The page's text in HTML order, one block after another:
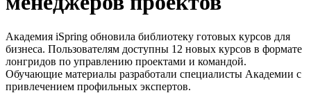
Академия iSpring обновила библиотеку готовых курсов для
бизнеса. Пользователям доступны 12 новых курсов в формате
лонгридов по управлению проектами и командой.
Обучающие материалы разработали специалисты Академии с
привлечением профильных экспертов.